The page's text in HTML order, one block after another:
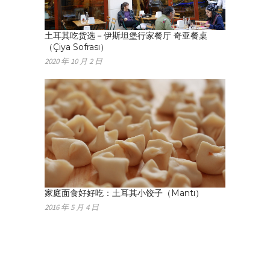
土耳其吃货选－伊斯坦堡行家餐厅 奇亚餐桌
（Çiya Sofrası）
2020 年 10 月 2 日
家庭面食好好吃：土耳其小饺子（Mantı）
2016 年 5 月 4 日